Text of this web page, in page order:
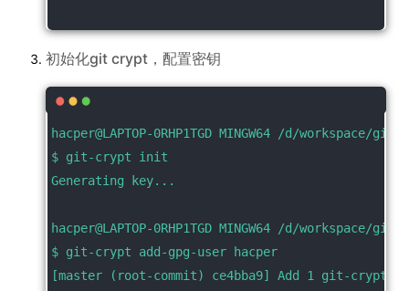
初始化git crypt，配置密钥
hacper@LAPTOP-0RHP1TGD MINGW64 /d/workspace/
$ git-crypt init
Generating key...
hacper@LAPTOP-0RHP1TGD MINGW64 /d/workspace/
$ git-crypt add-gpg-user hacper
[master (root-commit) ce4bba9] Add 1 git-crypt